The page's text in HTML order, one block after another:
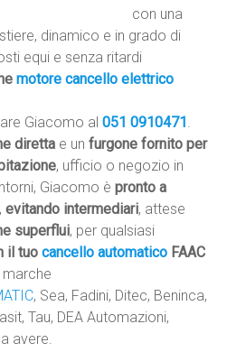
con una
dinamico e in grado di
equi e senza ritardi
motore cancello elettrico
Giacomo al051 0910471 .
diretta e unfurgone fornito per
, ufficio o negozio in
Giacomo èpronto a
,evitando intermediari, attese
superflui, per qualsiasi
il tuocancello automatico FAAC
, Sea, Fadini, Ditec, Beninca,
Tau, DEA Automazioni,
avere.